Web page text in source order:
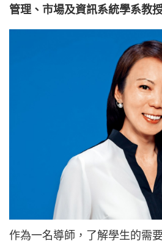
管理、市場及資訊系統學系教
作為一名導師，了解學生的需